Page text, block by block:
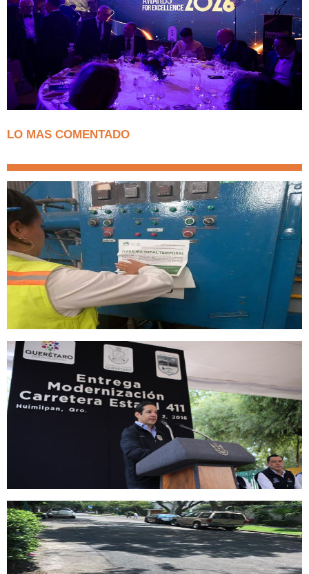
LO MAS COMENTADO